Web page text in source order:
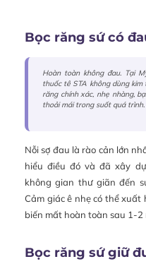
Bọc răng sứ có
Hoàn toàn không đau. Tại
thuốc tê STA không dùng
răng chính xác, nhẹ nhàng,
thoải mái trong suốt quá trình.
Nỗi sợ đau là rào cản lớn
hiểu điều đó và đã xây
không gian thư giãn đến
Cảm giác ê nhẹ có thể
biến mất hoàn toàn sau 1-2
Bọc răng sứ giữ